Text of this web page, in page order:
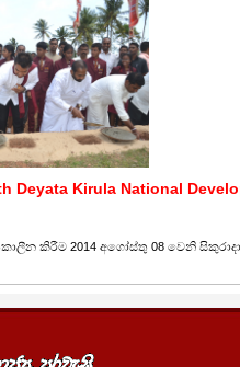
Deyata Kirula National
කිරීම 2014 අගෝස්තු 08 වෙනි